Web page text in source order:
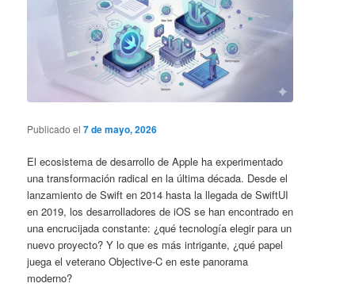
Publicado el7 de mayo, 2026
El ecosistema de desarrollo de Apple ha experimentado
una transformación radical en la última década. Desde el
lanzamiento de Swift en 2014 hasta la llegada de SwiftUI
en 2019, los desarrolladores de iOS se han encontrado en
una encrucijada constante: ¿qué tecnología elegir para un
nuevo proyecto? Y lo que es más intrigante, ¿qué papel
juega el veterano Objective-C en este panorama
moderno?